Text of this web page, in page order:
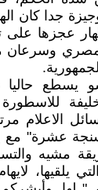
وجيزة جدا كان
عجزها
وسرعان
يسطع حاليا
الاعلام
عشرة" مع
مشيه
يلقيها،